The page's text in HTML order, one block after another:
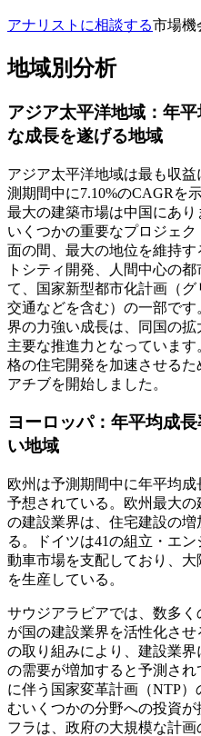
アナリストに相談する市場機
地域別分析
アジア太平洋地域：年
な成長を遂げる地域
アジア太平洋地域は最も収
測期間中に7.10%のCAGRを
最大の建築市場は中国にあ
いくつかの重要なプロジェ
面の間、最大の地位を維持
トシティ開発、人間中心の
て、国家新型都市化計画（
交通などを含む）の一部で
界の力強い成長は、同国の拡
主要な推進力となっていま
格の住宅開発を加速させる
アチブを開始しました。
ヨーロッパ：年平均成
い地域
欧州は予測期間中に年平均成
予想されている。欧州最大
の建設業界は、住宅建設の
る。ドイツは41の組立・エ
動車市場を支配しており、
を生産している。
サウジアラビアでは、数多
が国の建設業界を活性化さ
の取り組みにより、建設業
の需要が増加すると予測さ
に伴う国家変革計画（NTP
むいくつかの分野への投資
フラは、政府の大規模な計